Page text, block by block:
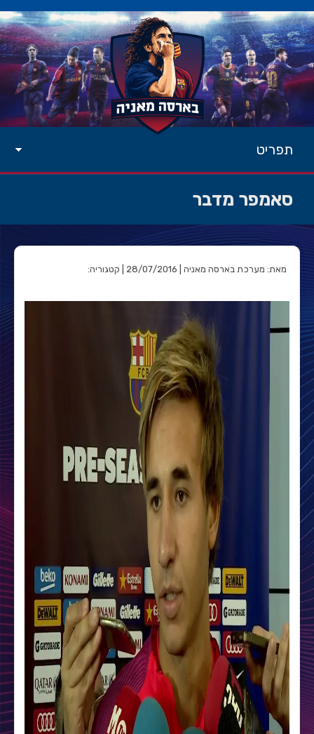
תפריט
סאמפר מדבר
מאת: מערכת בארסה מאניה | 28/07/2016 | קטגוריה: